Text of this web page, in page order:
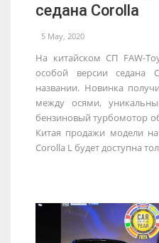
седана Corolla
5 May, 2020
На китайском СП FAW-
особой версии седана
названии. Новинка
между осями,
бензиновый турбомотор
Китая продажи модели
Corolla L будет доступна